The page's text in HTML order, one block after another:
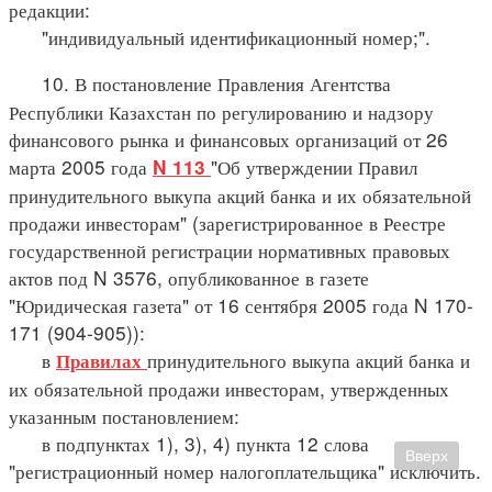
редакции:
"индивидуальный идентификационный номер;".
10. В постановление Правления Агентства
Республики Казахстан по регулированию и надзору
финансового рынка и финансовых организаций от 26
марта 2005 года N 113 "Об утверждении Правил
принудительного выкупа акций банка и их обязательной
продажи инвесторам" (зарегистрированное в Реестре
государственной регистрации нормативных правовых
актов под N 3576, опубликованное в газете
"Юридическая газета" от 16 сентября 2005 года N 170-
171 (904-905)):
в Правилах принудительного выкупа акций банка и
их обязательной продажи инвесторам, утвержденных
указанным постановлением:
в подпунктах 1), 3), 4) пункта 12 слова
"регистрационный номер налогоплательщика" исключить.
Вверх